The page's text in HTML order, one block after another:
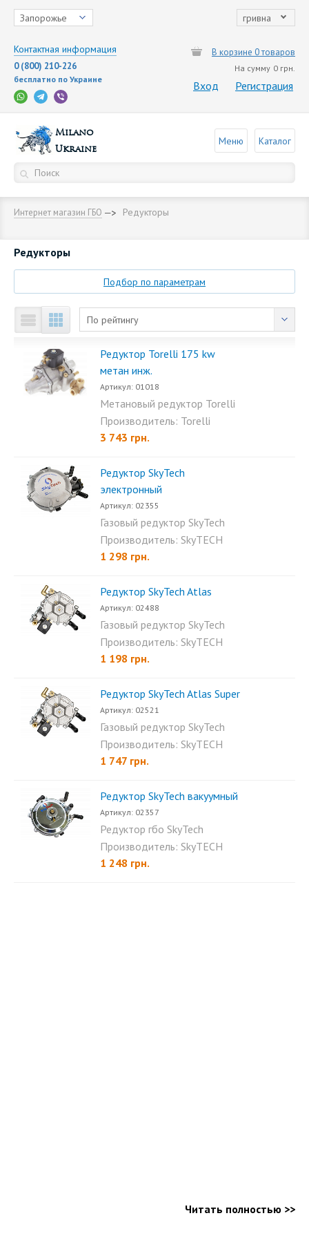
Запорожье гривна
Контактная информация
0 (800) 210-226
бесплатно по Украине
В корзине 0 товаров
На сумму 0 грн.
Вход Регистрация
Milano
Ukraine
Меню Каталог
Интернет магазин ГБО Редукторы
Редукторы
Подбор по параметрам
По рейтингу
Редуктор Torelli 175 kw
метан инж.
Артикул: 01018
Метановый редуктор Torelli
175 kw - инжекционный...
Производитель: Torelli
3 743 грн.
Редуктор SkyTech
электронный
Артикул: 02355
Газовый редуктор SkyTech
электронный...
Производитель: SkyTECH
1 298 грн.
Редуктор SkyTech Atlas
Артикул: 02488
Газовый редуктор SkyTech
Atlas - инжекционный...
Производитель: SkyTECH
1 198 грн.
Редуктор SkyTech Atlas Super
Артикул: 02521
Газовый редуктор SkyTech
Atlas super - инжекционный...
Производитель: SkyTECH
1 747 грн.
Редуктор SkyTech вакуумный
Артикул: 02357
Редуктор гбо SkyTech
вакуумный - предназначен...
Производитель: SkyTECH
1 248 грн.
Читать полностью >>